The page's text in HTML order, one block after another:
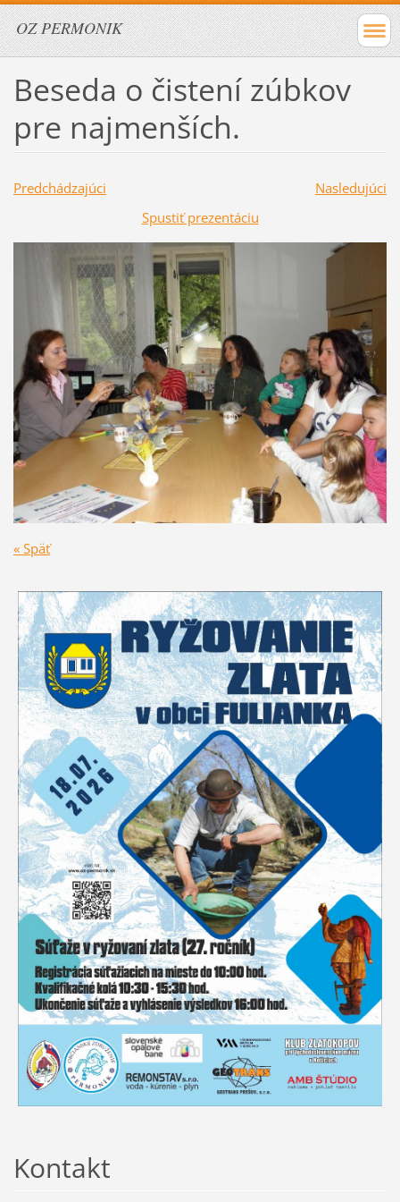
OZ PERMONIK
Beseda o čistení zúbkov
pre najmenších.
Predchádzajúci
Nasledujúci
Spustiť prezentáciu
« Späť
Kontakt